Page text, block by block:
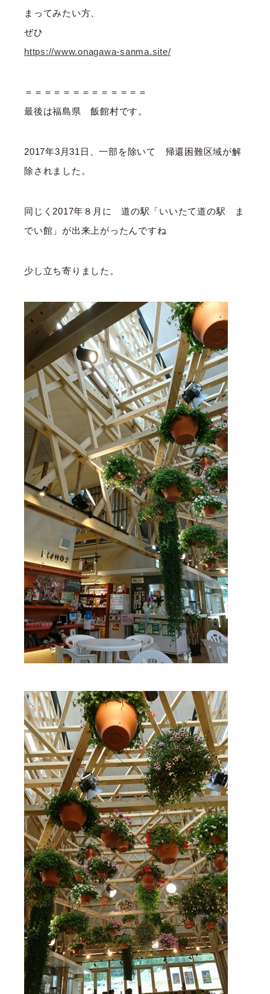
まってみたい方、
ぜひ
https://www.onagawa-sanma.site/
＝＝＝＝＝＝＝＝＝＝＝＝＝
最後は福島県 飯館村です。
2017年3月31日、一部を除いて 帰還困難区域が解
除されました。
同じく2017年８月に 道の駅「いいたて道の駅 ま
でい館」が出来上がったんですね
少し立ち寄りました。